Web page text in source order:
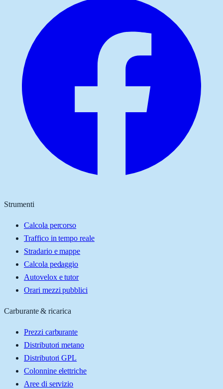
Strumenti
Calcola percorso
Traffico in tempo reale
Stradario e mappe
Calcola pedaggio
Autovelox e tutor
Orari mezzi pubblici
Carburante & ricarica
Prezzi carburante
Distributori metano
Distributori GPL
Colonnine elettriche
Aree di servizio